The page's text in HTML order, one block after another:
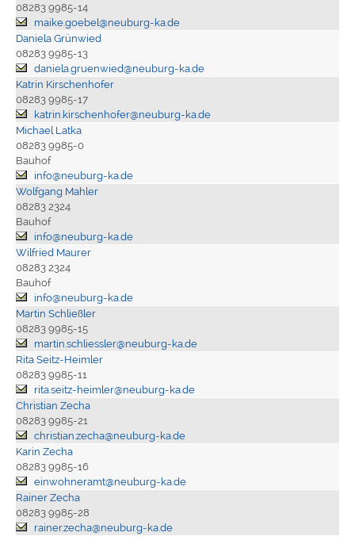
08283 9985-14
maike.goebel@neuburg-ka.de
Daniela Grünwied
08283 9985-13
daniela.gruenwied@neuburg-ka.de
Katrin Kirschenhofer
08283 9985-17
katrin.kirschenhofer@neuburg-ka.de
Michael Latka
08283 9985-0
Bauhof
info@neuburg-ka.de
Wolfgang Mahler
08283 2324
Bauhof
info@neuburg-ka.de
Wilfried Maurer
08283 2324
Bauhof
info@neuburg-ka.de
Martin Schließler
08283 9985-15
martin.schliessler@neuburg-ka.de
Rita Seitz-Heimler
08283 9985-11
rita.seitz-heimler@neuburg-ka.de
Christian Zecha
08283 9985-21
christian.zecha@neuburg-ka.de
Karin Zecha
08283 9985-16
einwohneramt@neuburg-ka.de
Rainer Zecha
08283 9985-28
rainer.zecha@neuburg-ka.de